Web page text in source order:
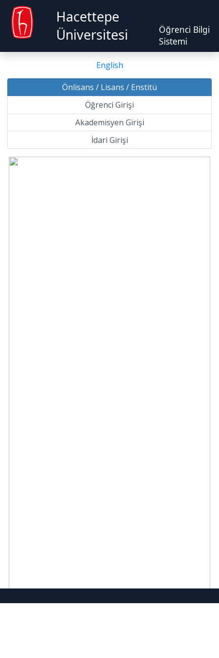
Hacettepe
Üniversitesi
Öğrenci Bilgi
Sistemi
English
Önlisans / Lisans / Enstitü
Öğrenci Girişi
Akademisyen Girişi
İdari Girişi